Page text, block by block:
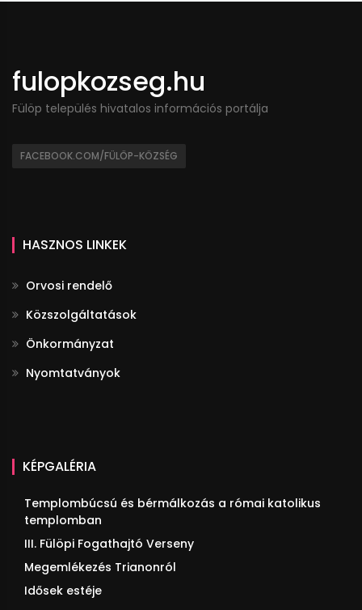
fulopkozseg.hu
Fülöp település hivatalos információs portálja
FACEBOOK.COM/FÜLÖP-KÖZSÉG
HASZNOS LINKEK
Orvosi rendelő
Közszolgáltatások
Önkormányzat
Nyomtatványok
KÉPGALÉRIA
Templombúcsú és bérmálkozás a római katolikus
templomban
III. Fülöpi Fogathajtó Verseny
Megemlékezés Trianonról
Idősek estéje